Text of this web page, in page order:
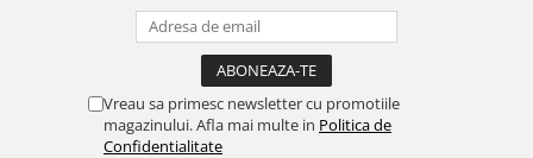
Vreau sa primesc newsletter cu promotiile
magazinului. Afla mai multe in Politica de
Confidentialitate